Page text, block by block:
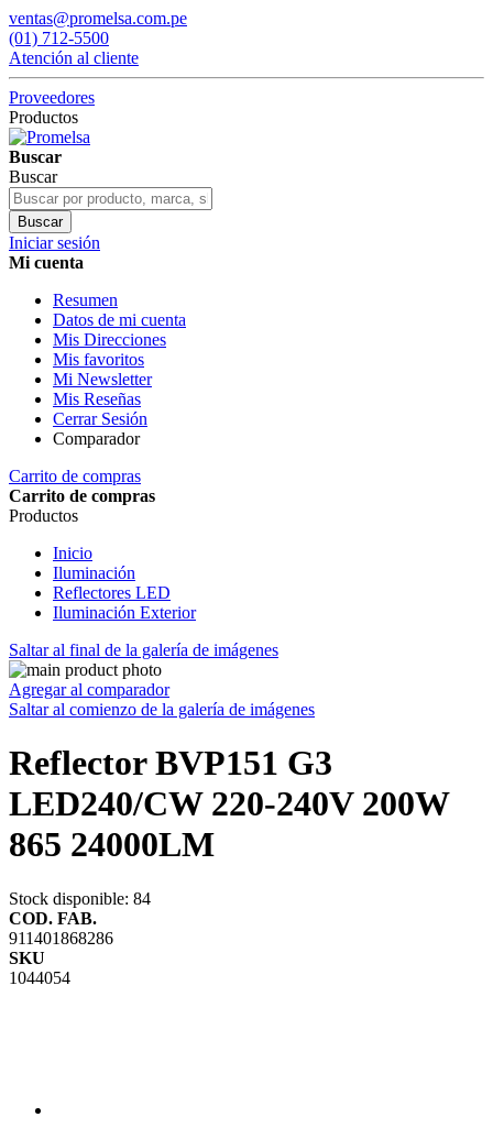
ventas@promelsa.com.pe
(01) 712-5500
Atención al cliente
Proveedores
Productos
Buscar
Buscar
Buscar
Iniciar sesión
Mi cuenta
Resumen
Datos de mi cuenta
Mis Direcciones
Mis favoritos
Mi Newsletter
Mis Reseñas
Cerrar Sesión
Comparador
Carrito de compras
Carrito de compras
Productos
Inicio
Iluminación
Reflectores LED
Iluminación Exterior
Saltar al final de la galería de imágenes
Agregar al comparador
Saltar al comienzo de la galería de imágenes
Reflector BVP151 G3
LED240/CW 220-240V 200W
865 24000LM
Stock disponible: 84
COD. FAB.
911401868286
SKU
1044054